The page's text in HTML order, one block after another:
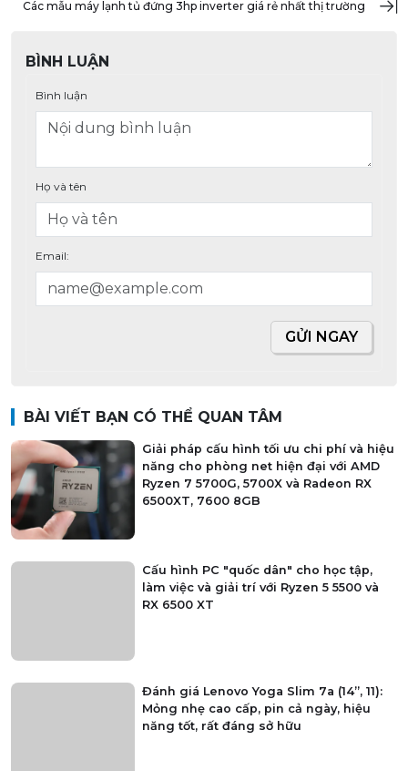
các mẫu máy lạnh tủ đứng 3hp inverter giá rẻ nhất thị trường
BÌNH LUẬN
Bình luận
Họ và tên
Email:
GỬI NGAY
BÀI VIẾT BẠN CÓ THỂ QUAN TÂM
Giải pháp cấu hình tối ưu chi phí và hiệu
năng cho phòng net hiện đại với AMD
Ryzen 7 5700G, 5700X và Radeon RX
6500XT, 7600 8GB
Cấu hình PC "quốc dân" cho học tập,
làm việc và giải trí với Ryzen 5 5500 và
RX 6500 XT
Đánh giá Lenovo Yoga Slim 7a (14”, 11):
Mỏng nhẹ cao cấp, pin cả ngày, hiệu
năng tốt, rất đáng sở hữu